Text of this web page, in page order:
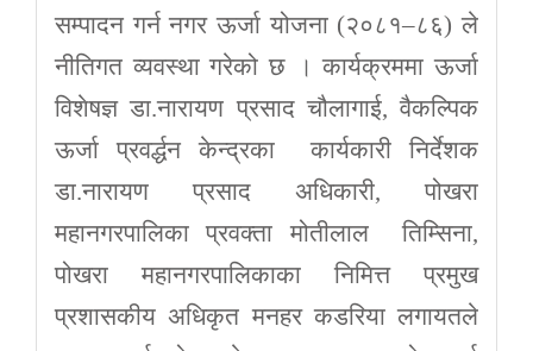
सम्पादन गर्न नगर ऊर्जा योजना (२०८१–८६) ले
नीतिगत व्यवस्था गरेको छ । कार्यक्रममा ऊर्जा
विशेषज्ञ डा.नारायण प्रसाद चौलागाई, वैकल्पिक
ऊर्जा प्रवर्द्धन केन्द्रका कार्यकारी निर्देशक
डा.नारायण प्रसाद अधिकारी, पोखरा
महानगरपालिका प्रवक्ता मोतीलाल तिम्सिना,
पोखरा महानगरपालिकाका निमित्त प्रमुख
प्रशासकीय अधिकृत मनहर कडरिया लगायतले